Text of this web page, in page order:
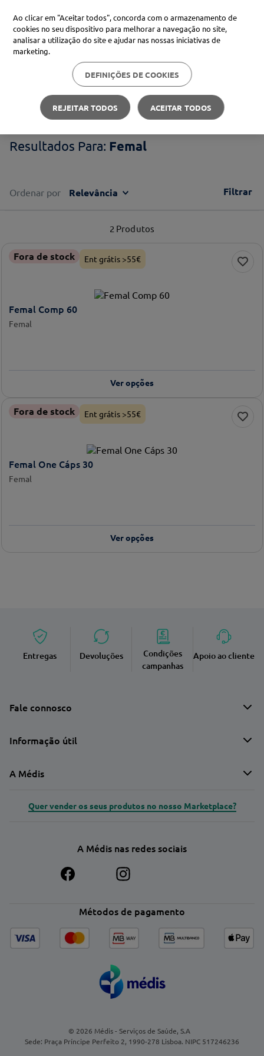
Procure no Marketplace Médis
Pesquisas mais comuns
xiaomi
3º uriage
Femal
Femal
Ordenar por Relevância Filtrar
2 Produtos
Fora de stock Ent grátis >55€
Femal Comp 60
Femal
Ver opções
Fora de stock Ent grátis >55€
Femal One Cáps 30
Femal
Ver opções
Entregas Devoluções
Condições
campanhas
Apoio ao cliente
Fale connosco
Informação útil
A Médis
Quer vender os seus produtos no nosso Marketplace?
A Médis nas redes sociais
Métodos de pagamento
© 2026 Médis - Serviços de Saúde, S.A
Sede: Praça Príncipe Perfeito 2, 1990-278 Lisboa. NIPC 517246236
Ao clicar em "Aceitar todos", concorda com o armazenamento de
cookies no seu dispositivo para melhorar a navegação no site,
analisar a utilização do site e ajudar nas nossas iniciativas de
marketing.
DEFINIÇÕES DE COOKIES
REJEITAR TODOS ACEITAR TODOS